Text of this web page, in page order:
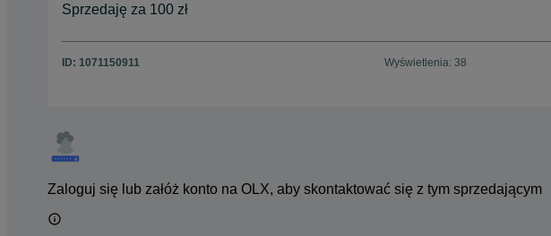
Sprzedaję za 100 zł
ID: 1071150911 Wyświetlenia: 38
Zaloguj się lub załóż konto na OLX, aby skontaktować się z tym sprzedającym